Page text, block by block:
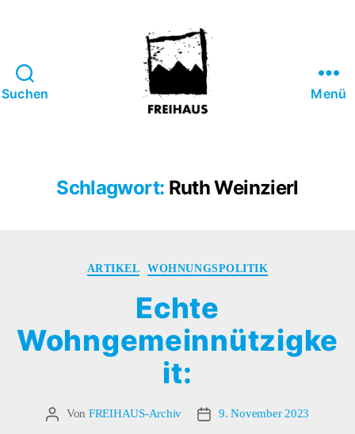
Suchen
STATTBAU
HAMBURG
Menü
Schlagwort: Ruth Weinzierl
Kategorien
ARTIKEL WOHNUNGSPOLITIK
Echte
Wohngemeinnützigke
it:
Beitragsautor
Von FREIHAUS-Archiv Veröffentlichungsdatum
9. November 2023